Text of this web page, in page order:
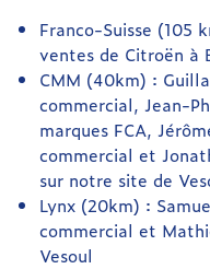
Franco-Suisse (105
ventes de Citroën à
CMM (40km) :
commercial, Jean-
marques FCA,
commercial et
sur notre site de
Lynx (20km) :
commercial et
Vesoul